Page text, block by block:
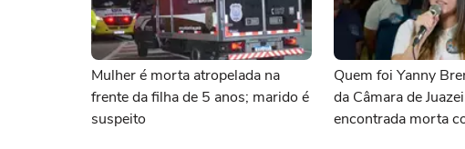
Mulher é morta atropelada na
frente da filha de 5 anos; marido é
suspeito
Quem foi Yanny
da Câmara de
encontrada morta